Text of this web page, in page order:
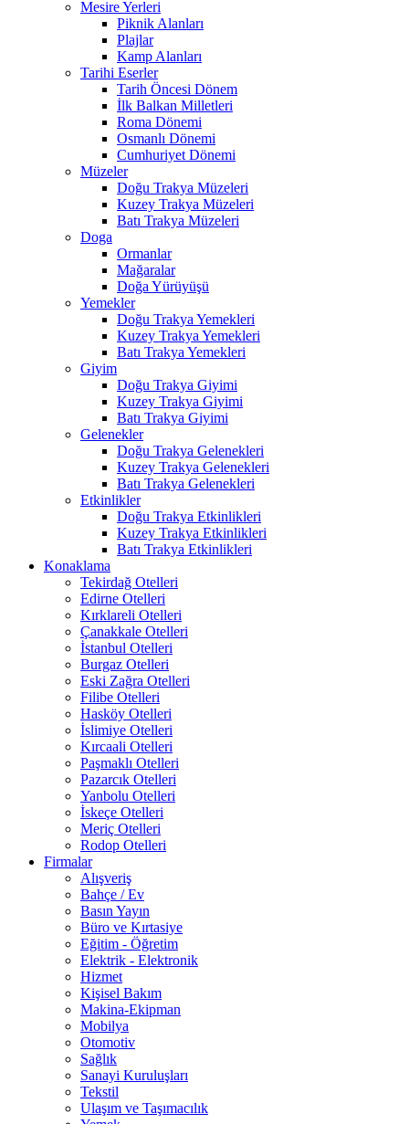
Mesire Yerleri
Piknik Alanları
Plajlar
Kamp Alanları
Tarihi Eserler
Tarih Öncesi Dönem
İlk Balkan Milletleri
Roma Dönemi
Osmanlı Dönemi
Cumhuriyet Dönemi
Müzeler
Doğu Trakya Müzeleri
Kuzey Trakya Müzeleri
Batı Trakya Müzeleri
Doga
Ormanlar
Mağaralar
Doğa Yürüyüşü
Yemekler
Doğu Trakya Yemekleri
Kuzey Trakya Yemekleri
Batı Trakya Yemekleri
Giyim
Doğu Trakya Giyimi
Kuzey Trakya Giyimi
Batı Trakya Giyimi
Gelenekler
Doğu Trakya Gelenekleri
Kuzey Trakya Gelenekleri
Batı Trakya Gelenekleri
Etkinlikler
Doğu Trakya Etkinlikleri
Kuzey Trakya Etkinlikleri
Batı Trakya Etkinlikleri
Konaklama
Tekirdağ Otelleri
Edirne Otelleri
Kırklareli Otelleri
Çanakkale Otelleri
İstanbul Otelleri
Burgaz Otelleri
Eski Zağra Otelleri
Filibe Otelleri
Hasköy Otelleri
İslimiye Otelleri
Kırcaali Otelleri
Paşmaklı Otelleri
Pazarcık Otelleri
Yanbolu Otelleri
İskeçe Otelleri
Meriç Otelleri
Rodop Otelleri
Firmalar
Alışveriş
Bahçe / Ev
Basın Yayın
Büro ve Kırtasiye
Eğitim - Öğretim
Elektrik - Elektronik
Hizmet
Kişisel Bakım
Makina-Ekipman
Mobilya
Otomotiv
Sağlık
Sanayi Kuruluşları
Tekstil
Ulaşım ve Taşımacılık